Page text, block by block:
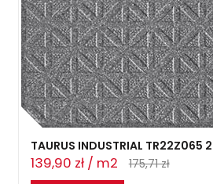
TAURUS INDUSTRIAL TR22Z065
139,90 zł / m2
175,71 zł